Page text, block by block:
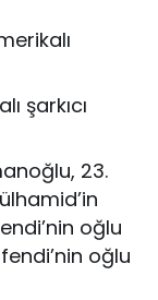
şarkıcı
23.
oğlu
oğlu